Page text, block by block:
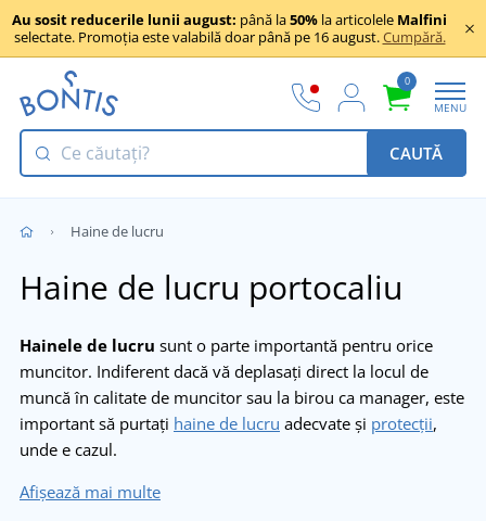
Au sosit reducerile lunii august: până la50% la articolele Malfini
selectate. Promoția este valabilă doar până pe 16 august.Cumpără.
0
MENU
CAUTĂ
Haine de lucru
Haine de lucru portocaliu
Hainele de lucru sunt o parte importantă pentru orice
muncitor. Indiferent dacă vă deplasați direct la locul de
muncă în calitate de muncitor sau la birou ca manager, este
important să purtați haine de lucru adecvate și protecții,
unde e cazul.
Afișează mai multe